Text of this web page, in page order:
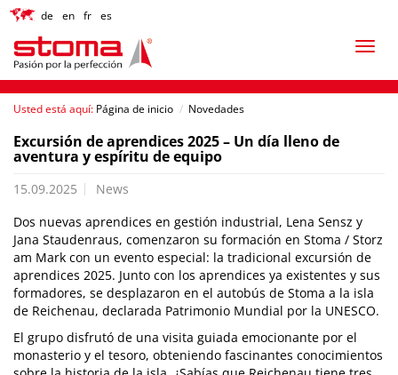
Usted está aquí: Página de inicio / Novedades
Excursión de aprendices 2025 – Un día lleno de
aventura y espíritu de equipo
15.09.2025
News
Dos nuevas aprendices en gestión industrial, Lena Sensz y
Jana Staudenraus, comenzaron su formación en Stoma / Storz
am Mark con un evento especial: la tradicional excursión de
aprendices 2025. Junto con los aprendices ya existentes y sus
formadores, se desplazaron en el autobús de Stoma a la isla
de Reichenau, declarada Patrimonio Mundial por la UNESCO.
El grupo disfrutó de una visita guiada emocionante por el
monasterio y el tesoro, obteniendo fascinantes conocimientos
de en fr es